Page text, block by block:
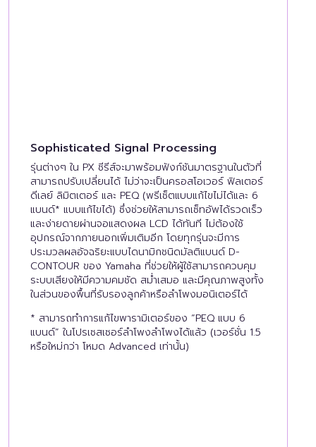
Sophisticated Signal Processing
รุ่นต่างๆ ใน PX ซีรีส์จะมาพร้อมฟังก์ชันมาตรฐานในตัวที่
สามารถปรับเปลี่ยนได้ ไม่ว่าจะเป็นครอสโอเวอร์ ฟิลเตอร์
ดีเลย์ ลิมิตเตอร์ และ PEQ (พรีเซ็ตแบบแก้ไขไม่ได้และ 6
แบนด์* แบบแก้ไขได้) ซึ่งช่วยให้สามารถเซ็ทอัพได้รวดเร็ว
และง่ายดายผ่านจอแสดงผล LCD ได้ทันที ไม่ต้องใช้
อุปกรณ์จากภายนอกเพิ่มเติมอีก โดยทุกรุ่นจะมีการ
ประมวลผลอัจฉริยะแบบไดนามิกชนิดมัลติแบนด์ D-
CONTOUR ของ Yamaha ที่ช่วยให้ผู้ใช้สามารถควบคุม
ระบบเสียงให้มีความคมชัด สม่ำเสมอ และมีคุณภาพสูงทั้ง
ในส่วนของพื้นที่รับรองลูกค้าหรือลำโพงมอนิเตอร์ได้
* สามารถทำการแก้ไขพารามิเตอร์ของ “PEQ แบบ 6
แบนด์” ในโปรเซสเซอร์ลำโพงลำโพงได้แล้ว (เวอร์ชั่น 1.5
หรือใหม่กว่า โหมด Advanced เท่านั้น)